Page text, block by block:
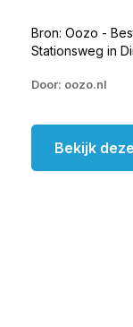
Bron: Oozo -
Stationsweg in
Door: oozo.nl
Bekijk